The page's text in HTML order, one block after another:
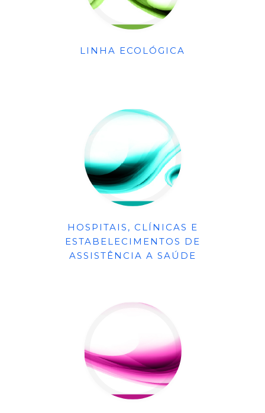
LINHA ECOLÓGICA
HOSPITAIS, CLÍNICAS E
ESTABELECIMENTOS DE
ASSISTÊNCIA A SAÚDE